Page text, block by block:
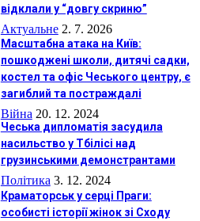
відклали у “довгу скриню”
Актуальне 2. 7. 2026
Масштабна атака на Київ:
пошкоджені школи, дитячі садки,
костел та офіс Чеського центру, є
загиблий та постраждалі
Війна 20. 12. 2024
Чеська дипломатія засудила
насильство у Тбілісі над
грузинськими демонстрантами
Політика 3. 12. 2024
Краматорськ у серці Праги:
особисті історії жінок зі Сходу